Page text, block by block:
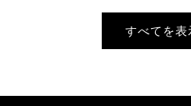
すべてを表